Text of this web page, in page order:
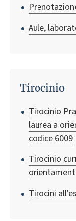
Aule,
Tirocinio
Tirocinio
laurea a
codice 6009
Tirocinio
Tirocini